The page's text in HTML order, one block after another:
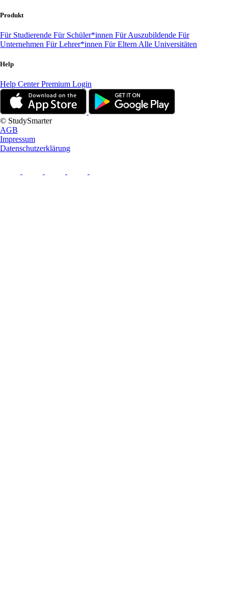
Produkt
Für Studierende Für Schüler*innen Für Auszubildende Für
Unternehmen Für Lehrer*innen Für Eltern Alle Universitäten
Help
Help CenterPremium Login
© StudySmarter
AGB
Impressum
Datenschutzerklärung